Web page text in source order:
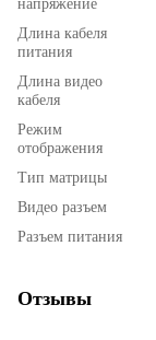
напряжение
Длина кабеля
питания
Длина видео
кабеля
Режим
отображения
Тип матрицы
Видео разъем
Разъем питания
Отзывы